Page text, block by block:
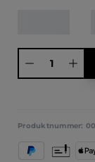
Produkt Anzahl:
Produktnummer:
PayPal Vorkasse